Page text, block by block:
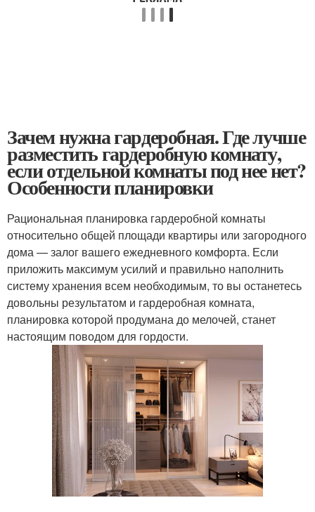
Зачем нужна гардеробная. Где лучше
разместить гардеробную комнату,
если отдельной комнаты под нее нет?
Особенности планировки
Рациональная планировка гардеробной комнаты
относительно общей площади квартиры или загородного
дома — залог вашего ежедневного комфорта. Если
приложить максимум усилий и правильно наполнить
систему хранения всем необходимым, то вы останетесь
довольны результатом и гардеробная комната,
планировка которой продумана до мелочей, станет
настоящим поводом для гордости.